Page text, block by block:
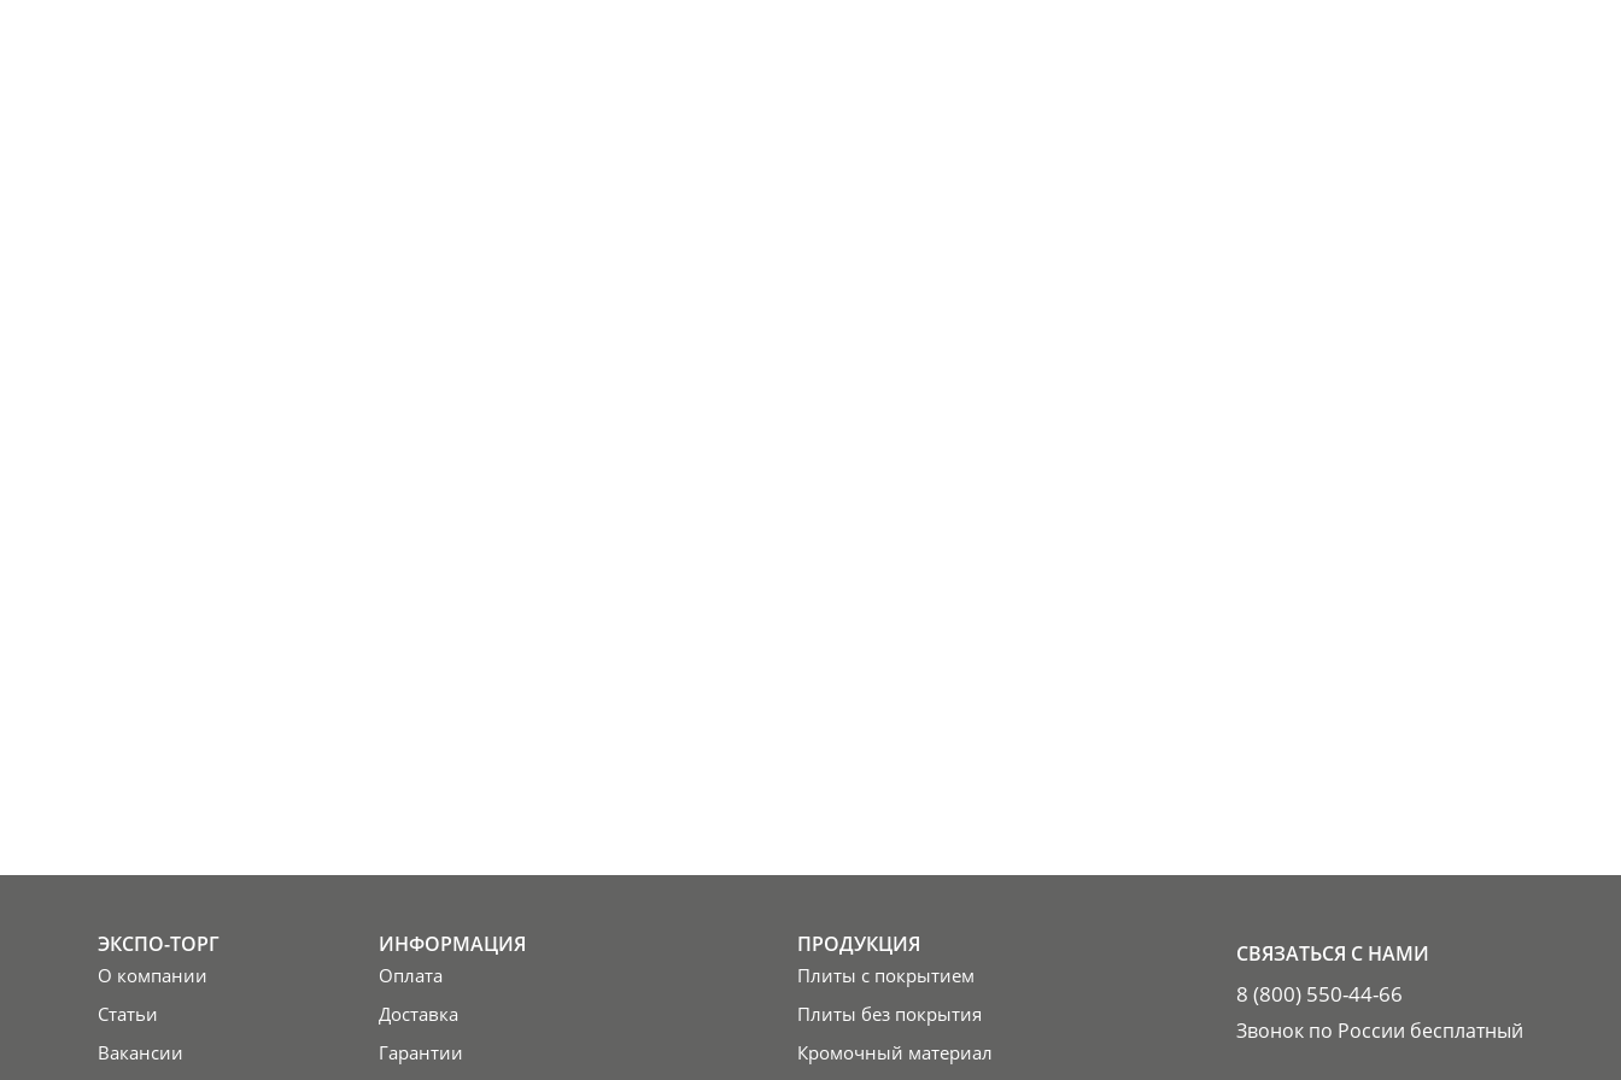
ЭКСПО-ТОРГ
О компании
Статьи
Вакансии
ИНФОРМАЦИЯ
Оплата
Доставка
Гарантии
ПРОДУКЦИЯ
Плиты с покрытием
Плиты без покрытия
Кромочный материал
СВЯЗАТЬСЯ С НАМИ
8 (800) 550-44-66
Звонок по России бесплатный